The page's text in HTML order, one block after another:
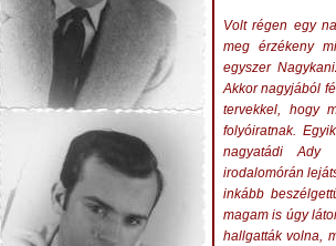
Volt régen egy
meg érzékeny
egyszer
Akkor nagyjából
tervekkel, hogy
folyóiratnak.
nagyatádi Ady
irodalomórán
inkább
magam is úgy
hallgatták volna,